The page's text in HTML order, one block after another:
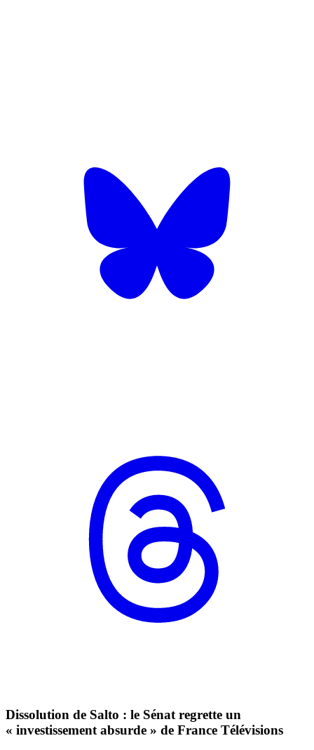
Dissolution de Salto : le Sénat regrette un
« investissement absurde » de France Télévisions